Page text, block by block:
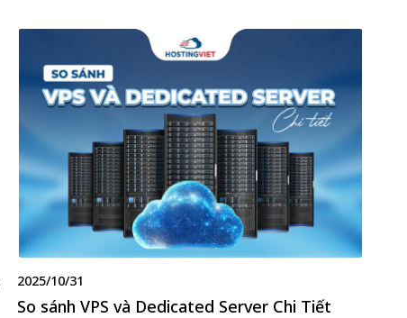
2025/10/31
So sánh VPS và Dedicated Server Chi Tiết